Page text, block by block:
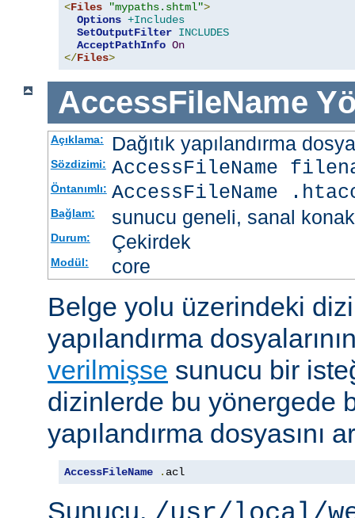
<Files "mypaths.shtml">
Options +Includes
SetOutputFilter INCLUDES
AcceptPathInfo On
</Files>
AccessFileName
Açıklama: Dağıtık yapılandırma
Sözdizimi: AccessFileName
Öntanımlı: AccessFileName
Bağlam: sunucu geneli, sanal konak
Durum: Çekirdek
Modül: core
Belge yolu üzerindeki
yapılandırma
verilmişse sunucu bir
dizinlerde bu yönergede
yapılandırma dosyasını
AccessFileName . acl
Sunucu,